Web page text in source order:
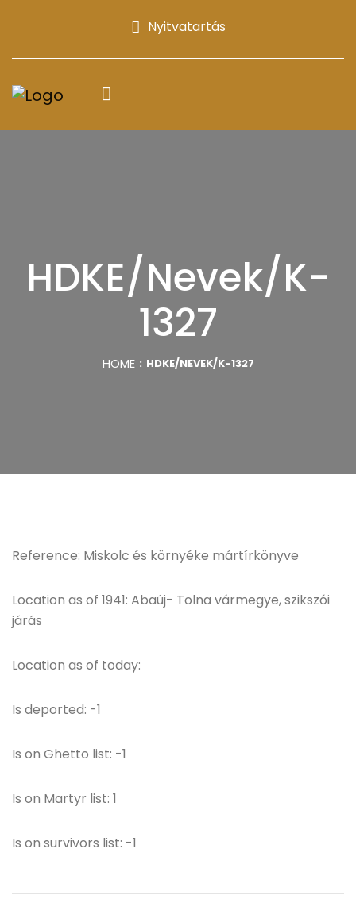
Nyitvatartás
HDKE/Nevek/K-
1327
HOME HDKE/NEVEK/K-1327
Reference: Miskolc és környéke mártírkönyve
Location as of 1941: Abaúj- Tolna vármegye, szikszói
járás
Location as of today:
Is deported: -1
Is on Ghetto list: -1
Is on Martyr list: 1
Is on survivors list: -1